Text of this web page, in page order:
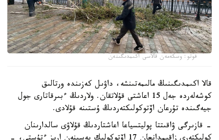
فوتو: وسكەمەن قالاسى اكىمدىگىنەن
قالا اكىمدىگىنىڭ مالىمەتىنشە، داۋىل كەزىندە ورتالىق
كوشەلەردە جەل 15 اعاشتى قۇلاتقان. ولاردىڭ ءبىرقاتارى جول
جيەگىندە تۇرعان اۆتوكولىكتەردىڭ ۇستىنە قۇلادى.
- قازىرگى ۋاقىتتا پوليتسياعا اعاشتاردىڭ قۇلاۋى سالدارىنان